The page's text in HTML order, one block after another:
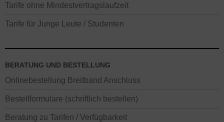
Tarife ohne Mindestvertragslaufzeit
Tarife für Junge Leute / Studenten
BERATUNG UND BESTELLUNG
Onlinebestellung Breitband Anschluss
Bestellformulare (schriftlich bestellen)
Beratung zu Tarifen / Verfügbarkeit